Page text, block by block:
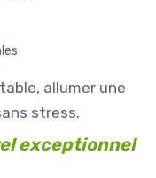
allumer une
stress.
exceptionnel